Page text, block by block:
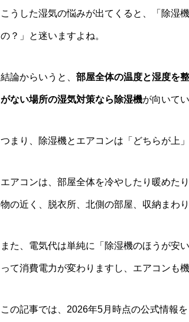
こうした湿気の悩みが出てくると、「除湿
の？」と迷いますよね。
結論からいうと、 部屋全体の温度と湿度を
がない場所の湿気対策なら除湿機が向いてい
つまり、除湿機とエアコンは「どちらが上」
エアコンは、部屋全体を冷やしたり暖めた
物の近く、脱衣所、北側の部屋、収納まわ
また、電気代は単純に「除湿機のほうが安
って消費電力が変わりますし、エアコンも
この記事では、2026年5月時点の公式情報